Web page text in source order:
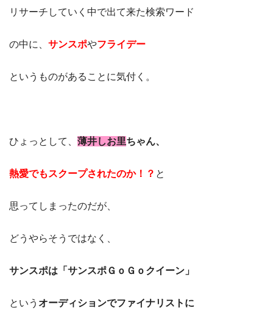
リサーチしていく中で出て来た検索ワード
の中に、 サンスポやフライデー
というものがあることに気付く。
ひょっとして、 薄井しお里ちゃん、
熱愛でもスクープされたのか！？ と
思ってしまったのだが、
どうやらそうではなく、
サンスポは「サンスポＧｏＧｏクイーン」
という オーディションでファイナリストに